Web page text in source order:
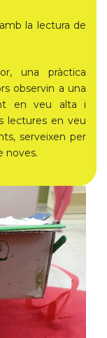
la lectura de
una pràctica
observin a una
en veu alta i
lectures en veu
serveixen per
noves.